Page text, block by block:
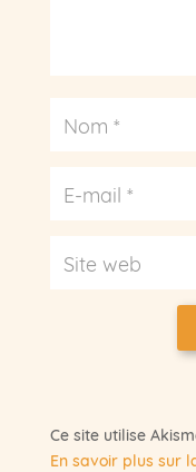
Ce site utilise
En savoir plus sur